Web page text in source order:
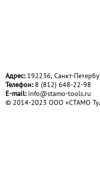
Адрес:192236, Санкт-
Телефон:8 (812) 648-22-98
Е-mail: info@stamo-tools.ru
© 2014-2023 ООО «СТАМО